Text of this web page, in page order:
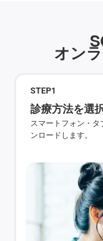
オン
STEP1
診療方法を選
スマートフォン・
ンロードします。